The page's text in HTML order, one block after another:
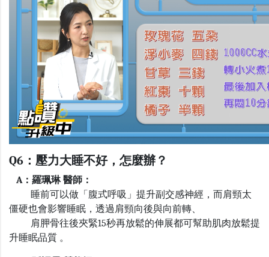
Q6 ：壓力大睡不好，怎麼辦？
A ：羅珮琳 醫師：
睡前可以做「腹式呼吸」提升副交感神經，而肩頸太
僵硬也會影響睡眠，透過肩頸向後與向前轉、
肩胛骨往後夾緊15秒再放鬆的伸展都可幫助肌肉放鬆提
升睡眠品質 。